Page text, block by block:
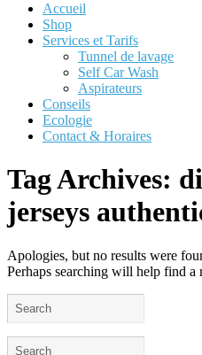
Accueil
Shop
Services et Tarifs
Tunnel de lavage
Self Car Wash
Aspirateurs
Conseils
Ecologie
Contact & Horaires
Tag Archives:
jerseys
Apologies, but no results were
Perhaps searching will help find a